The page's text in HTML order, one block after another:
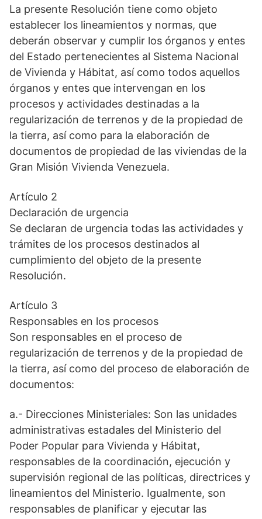
La presente Resolución tiene como objeto
establecer los lineamientos y normas, que
deberán observar y cumplir los órganos y entes
del Estado pertenecientes al Sistema Nacional
de Vivienda y Hábitat, así como todos aquellos
órganos y entes que intervengan en los
procesos y actividades destinadas a la
regularización de terrenos y de la propiedad de
la tierra, así como para la elaboración de
documentos de propiedad de las viviendas de la
Gran Misión Vivienda Venezuela.
Artículo 2
Declaración de urgencia
Se declaran de urgencia todas las actividades y
trámites de los procesos destinados al
cumplimiento del objeto de la presente
Resolución.
Artículo 3
Responsables en los procesos
Son responsables en el proceso de
regularización de terrenos y de la propiedad de
la tierra, así como del proceso de elaboración de
documentos:
a.- Direcciones Ministeriales: Son las unidades
administrativas estadales del Ministerio del
Poder Popular para Vivienda y Hábitat,
responsables de la coordinación, ejecución y
supervisión regional de las políticas, directrices y
lineamientos del Ministerio. Igualmente, son
responsables de planificar y ejecutar las